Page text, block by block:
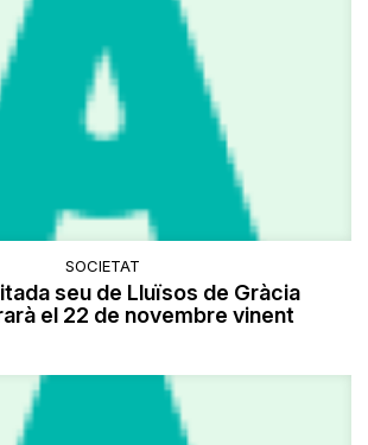
SOCIETAT
seu de Lluïsos de Gràcia
el 22 de novembre vinent